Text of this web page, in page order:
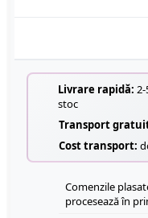
Livrare rapidă:
stoc
Transport
Cost transport:
Comenzile
procesează în